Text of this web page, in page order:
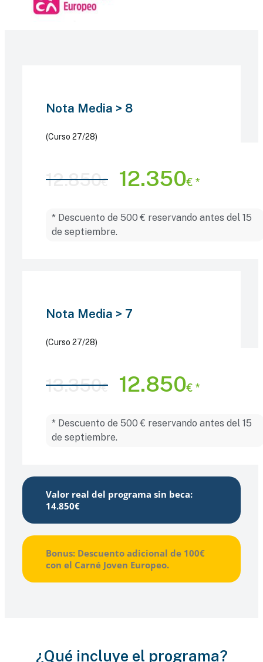
Nota Media > 8
(Curso 27/28)
12.850 12.350
* Descuento de 500 € reservando antes del 15
de septiembre.
Nota Media > 7
(Curso 27/28)
13.350 12.850
* Descuento de 500 € reservando antes del 15
de septiembre.
Valor real del programa sin beca:
14.850€
Bonus: Descuento adicional de 100€
con el Carné Joven Europeo.
¿Qué incluye el programa?